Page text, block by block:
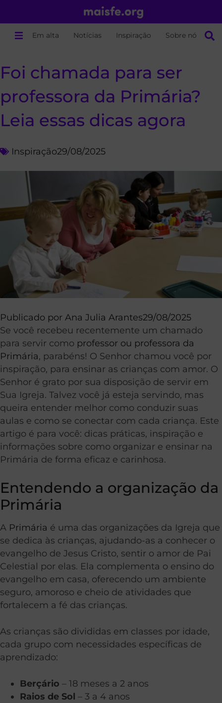
Em alta Notícias Inspiração Sobre nós
Foi chamada para ser
professora da Primária?
Leia essas dicas agora
Inspiração29/08/2025
Publicado por Ana Julia Arantes29/08/2025
Se você recebeu recentemente um chamado
para servir como professor ou professora da
Primária, parabéns! O Senhor chamou você por
inspiração, para ensinar as crianças com amor. O
Senhor é grato por sua disposição de servir em
Sua Igreja. Talvez você já esteja servindo, mas
queira entender melhor como conduzir suas
aulas e como se conectar com cada criança. Este
artigo é para você: dicas práticas, inspiração e
informações sobre como organizar e ensinar na
Primária de forma eficaz e carinhosa.
Entendendo a organização da
Primária
A Primária é uma das organizações da Igreja que
se dedica às crianças, ajudando-as a conhecer o
evangelho de Jesus Cristo, sentir o amor de Pai
Celestial por elas. Ela complementa o ensino do
evangelho em casa, oferecendo um ambiente
seguro, amoroso e cheio de atividades que
fortalecem a fé das crianças.
As crianças são divididas em classes por idade,
cada grupo com necessidades específicas de
aprendizado:
Berçário – 18 meses a 2 anos
Raios de Sol – 3 a 4 anos